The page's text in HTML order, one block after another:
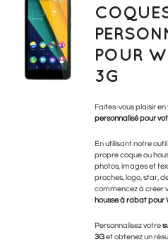
POUR
3G
Faites-vous plaisir
personnalisé pour
En utilisant notre
propre coque ou
photos, images et
proches, logo, star,
commencez à créer
housse à rabat pour
Personnalisez votre
3Get obtenez un